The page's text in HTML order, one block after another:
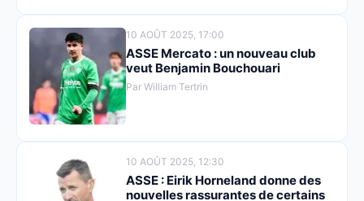
10 AOÛT 2025, 17:00
ASSE Mercato : un nouveau club
veut Benjamin Bouchouari
Par William Tertrin
10 AOÛT 2025, 12:30
ASSE : Eirik Horneland donne des
nouvelles rassurantes de certains